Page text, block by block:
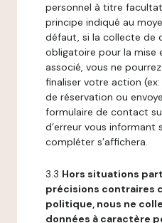
personnel à titre
principe indiqué au
défaut, si la collecte de
obligatoire pour la
associé, vous ne
finaliser votre action
de réservation ou
formulaire de contact
d’erreur vous informant
compléter s’affichera.
3.3 Hors situations
précisions contraires
politique, nous ne
données à caractère